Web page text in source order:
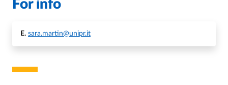
For info
E. sara.martin@unipr.it